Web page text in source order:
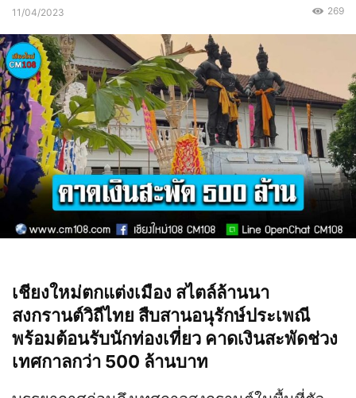
11/04/2023 269
เชียงใหม่ตกแต่งเมือง สไตล์ล้านนา
สงกรานต์วิถีไทย สืบสานอนุรักษ์ประเพณี
พร้อมต้อนรับนักท่องเที่ยว คาดเงินสะพัดช่วง
เทศกาลกว่า 500 ล้านบาท